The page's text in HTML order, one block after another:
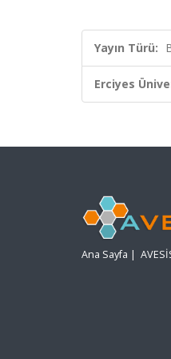
Yayın Türü:
Erciyes
Ana Sayfa |